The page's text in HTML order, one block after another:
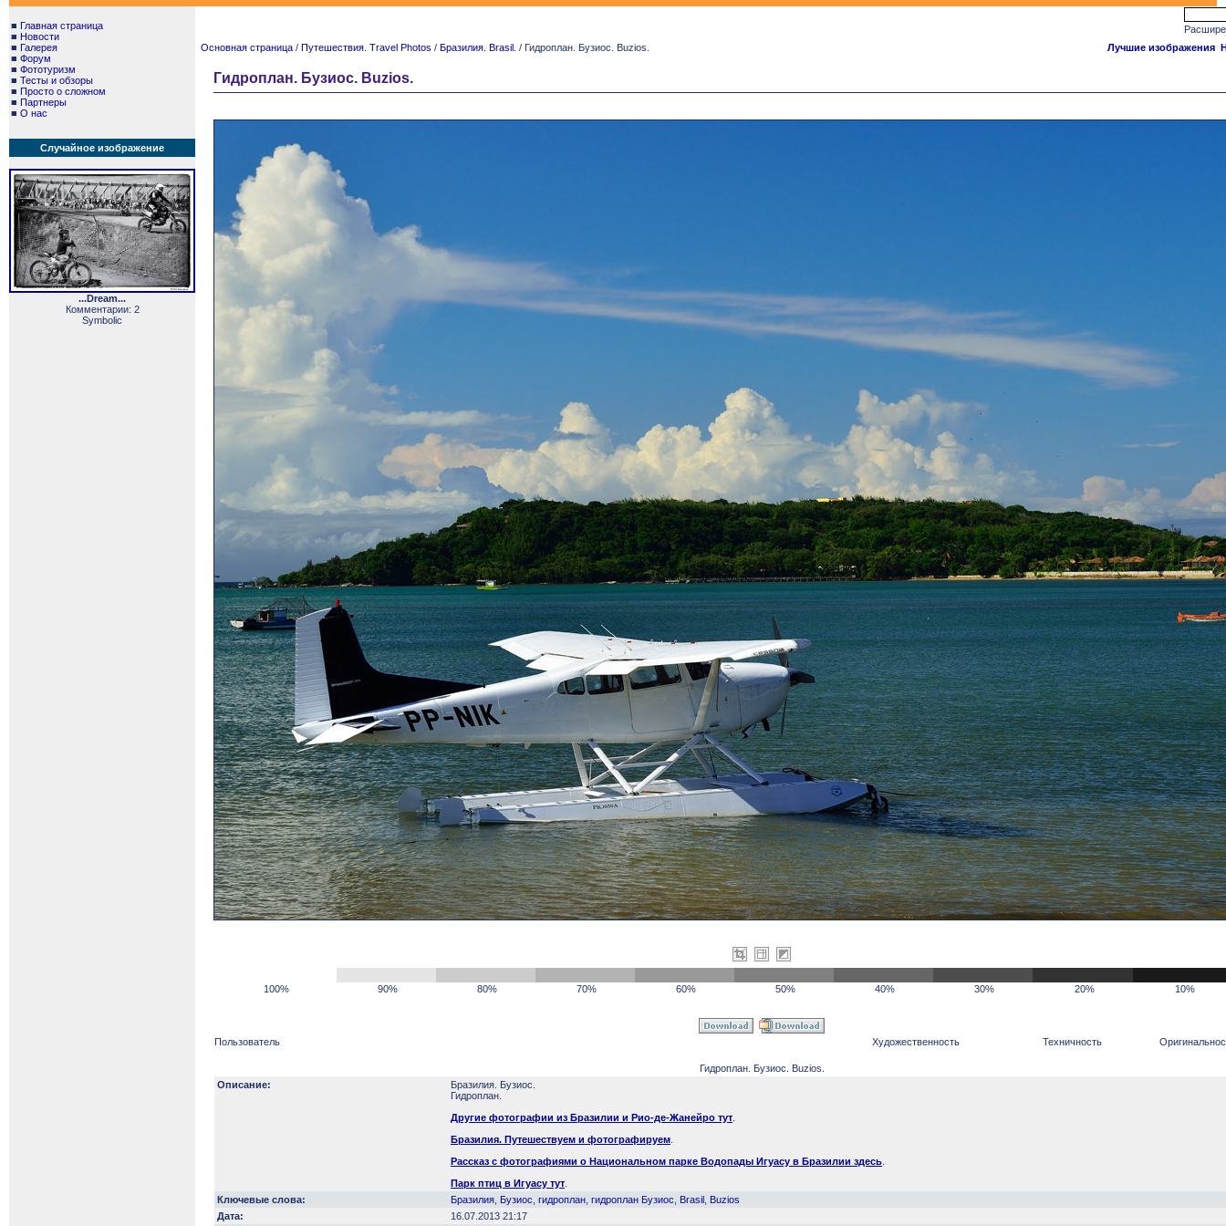
■ Главная страница
■ Новости
■ Галерея
■ Форум
■ Фототуризм
■ Тесты и обзоры
■ Просто о сложном
■ Партнеры
■ О нас
Случайное изображение
...Dream...
Комментарии: 2
Symbolic
Основная страница / Путешествия. Travel Photos / Бразилия. Brasil. / Гидроплан. Бузиос. Buzios. Лучшие изображения
Гидроплан. Бузиос. Buzios.
100% 90% 80% 70% 60% 50% 40% 30% 20% 10%
Пользователь Художественность Техничность
Гидроплан. Бузиос. Buzios.
Описание:
Бразилия. Бузиос.
Гидроплан.
Другие фотографии из Бразилии и Рио-де-Жанейро тут
Бразилия. Путешествуем и фотографируем
Рассказ с фотографиями о Национальном парке Водопады Игуасу в Бразилии здесь
Парк птиц в Игуасу тут
Ключевые слова:
Бразилия Бузиос гидроплан гидроплан Бузиос Brasil Buzios
Дата:
16.07.2013 21:17